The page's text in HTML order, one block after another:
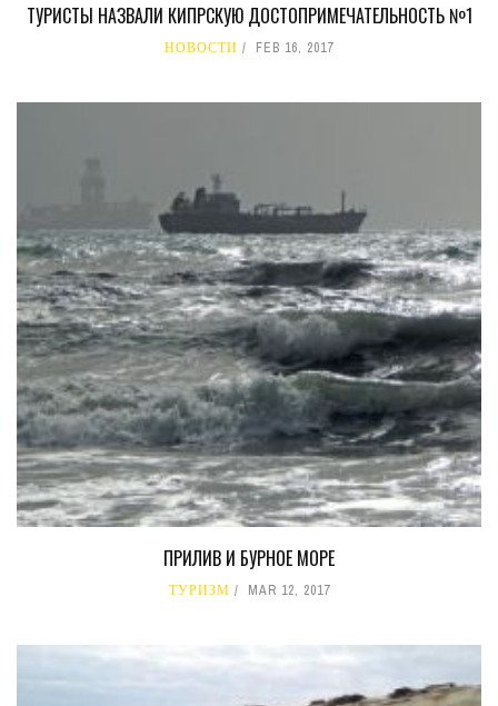
ТУРИСТЫ НАЗВАЛИ КИПРСКУЮ ДОСТОПРИМЕЧАТЕЛЬНОСТЬ №1
НОВОСТИ FEB 16, 2017
ПРИЛИВ И БУРНОЕ МОРЕ
ТУРИЗМ MAR 12, 2017